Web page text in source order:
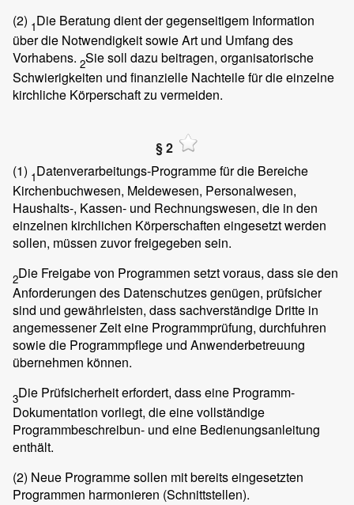
(2) 1Die Beratung dient der gegenseitigem Information
über die Notwendigkeit sowie Art und Umfang des
Vorhabens. 2Sie soll dazu beitragen, organisatorische
Schwierigkeiten und finanzielle Nachteile für die einzelne
kirchliche Körperschaft zu vermeiden.
§ 2
(1) 1Datenverarbeitungs-Programme für die Bereiche
Kirchenbuchwesen, Meldewesen, Personalwesen,
Haushalts-, Kassen- und Rechnungswesen, die in den
einzelnen kirchlichen Körperschaften eingesetzt werden
sollen, müssen zuvor freigegeben sein.
2Die Freigabe von Programmen setzt voraus, dass sie den
Anforderungen des Datenschutzes genügen, prüfsicher
sind und gewährleisten, dass sachverständige Dritte in
angemessener Zeit eine Programmprüfung, durchfuhren
sowie die Programmpflege und Anwenderbetreuung
übernehmen können.
3Die Prüfsicherheit erfordert, dass eine Programm-
Dokumentation vorliegt, die eine vollständige
Programmbeschreibun- und eine Bedienungsanleitung
enthält.
(2) Neue Programme sollen mit bereits eingesetzten
Programmen harmonieren (Schnittstellen).